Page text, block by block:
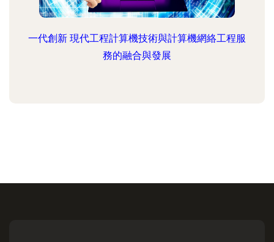
一代創新 現代工程計算機技術與計算機網絡工程服
務的融合與發展